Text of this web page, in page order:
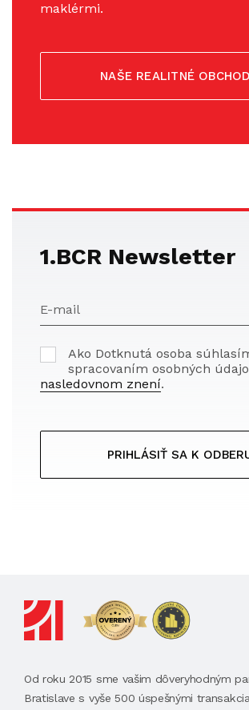
maklérmi.
NAŠE REALITNÉ
1.BCR Newsletter
E-mail
Ako Dotknutá osoba
spracovaním osobných
nasledovnom znení.
PRIHLÁSIŤ SA K
Od roku 2015 sme vašim dôveryhodným
Bratislave s vyše 500 úspešnými